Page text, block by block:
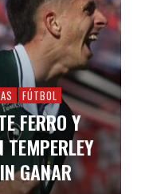
FÚTBOL
FERRO Y
GANAR